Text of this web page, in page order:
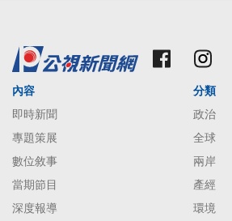
內容
即時新聞
專題策展
數位敘事
當期節目
深度報導
分類
政治
全球
兩岸
產經
環境